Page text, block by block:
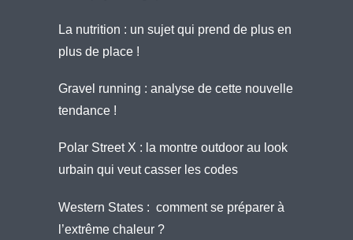
La nutrition : un sujet qui prend de plus en
plus de place !
Gravel running : analyse de cette nouvelle
tendance !
Polar Street X : la montre outdoor au look
urbain qui veut casser les codes
Western States : comment se préparer à
l’extrême chaleur ?